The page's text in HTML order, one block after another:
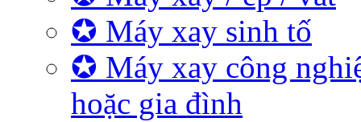
✪ Máy xay sinh tố
✪ Máy xay công
hoặc gia đình